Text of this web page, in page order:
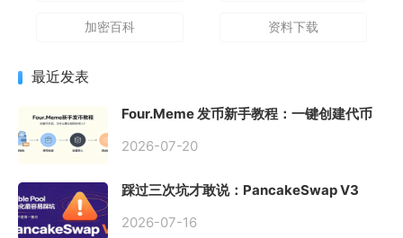
加密百科 资料下载
最近发表
Four.Meme 发币新手教程：一键创建代币
2026-07-20
踩过三次坑才敢说：PancakeSwap V3
初始化
2026-07-16